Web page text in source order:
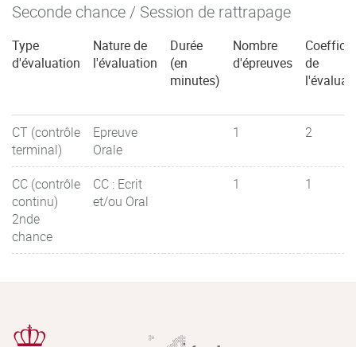
Seconde chance / Session de rattrapage
Type
d'évaluation
Nature de
l'évaluation
Durée
(en
minutes)
Nombre
d'épreuves
de
CT (contrôle
terminal)
Epreuve
Orale
1 2
CC (contrôle
continu)
2nde
chance
CC : Ecrit
et/ou Oral
1 1